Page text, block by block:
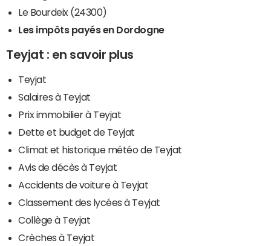
Le Bourdeix (24300)
Les impôts payés en Dordogne
Teyjat : en savoir plus
Teyjat
Salaires à Teyjat
Prix immobilier à Teyjat
Dette et budget de Teyjat
Climat et historique météo de Teyjat
Avis de décès à Teyjat
Accidents de voiture à Teyjat
Classement des lycées à Teyjat
Collège à Teyjat
Crèches à Teyjat